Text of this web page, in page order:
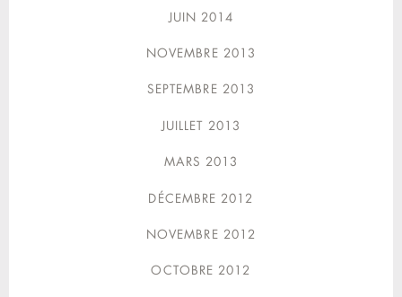
JUIN 2014
NOVEMBRE 2013
SEPTEMBRE 2013
JUILLET 2013
MARS 2013
DÉCEMBRE 2012
NOVEMBRE 2012
OCTOBRE 2012